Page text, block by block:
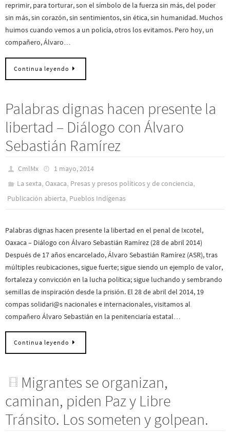
reprimir, para torturar, son el símbolo de la fuerza sin más, del poder
sin más, sin corazón, sin sentimientos, sin ética, sin humanidad. Muchos
huimos cuando vemos a un policía, otros los evitamos. Pero hoy, un
compañero, Álvaro…
Continua leyendo
Palabras dignas hacen presente la
libertad – Diálogo con Álvaro
Sebastián Ramírez
CmlMx
1 mayo, 2014
La sexta,Oaxaca, Presas y presos polí­ticos y de conciencia,
Publicación abierta, Pueblos Indí­genas
Palabras dignas hacen presente la libertad en el penal de Ixcotel,
Oaxaca – Diálogo con Álvaro Sebastián Ramírez (28 de abril 2014)
Después de 17 años encarcelado, Álvaro Sebastián Ramírez (ASR), tras
múltiples reubicaciones, sigue fuerte; sigue siendo un ejemplo de valor,
fortaleza y convicción en la lucha política; sigue luchando y sembrando
semillas de inspiración desde la prisión. El 28 de abril del 2014, 19
compas solidari@s nacionales e internacionales, visitamos al
compañero Álvaro Sebastián en la penitenciaría estatal…
Continua leyendo
Migrantes se organizan,
caminan, piden Paz y Libre
Tránsito. Los someten y golpean.